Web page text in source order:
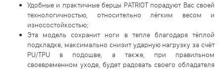
Удобные и практичные берцы PATRIOT порадуют Вас своей
технологичностью, относительно лёгким весом и
износостойкостью;
Эта модель сохранит ноги в тепле благодаря тёплой
подкладке, максимально снизит ударную нагрузку за счёт
PU/TPU в подошве, а также, при правильном
своевременном уходе, будет радовать своего обладателя